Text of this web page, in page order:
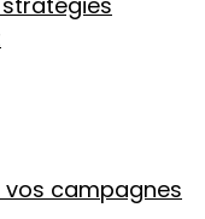
vos campagnes